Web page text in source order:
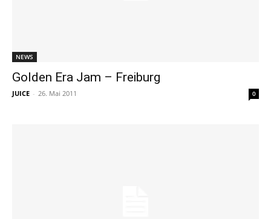
NEWS
Golden Era Jam – Freiburg
JUICE - 26. Mai 2011 0